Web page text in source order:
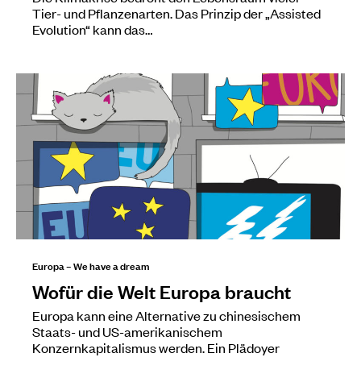
Tier- und Pflanzenarten. Das Prinzip der „Assisted
Evolution“ kann das…
Europa – We have a dream
Wofür die Welt Europa braucht
Europa kann eine Alternative zu chinesischem
Staats- und US-amerikanischem
Konzernkapitalismus werden. Ein Plädoyer